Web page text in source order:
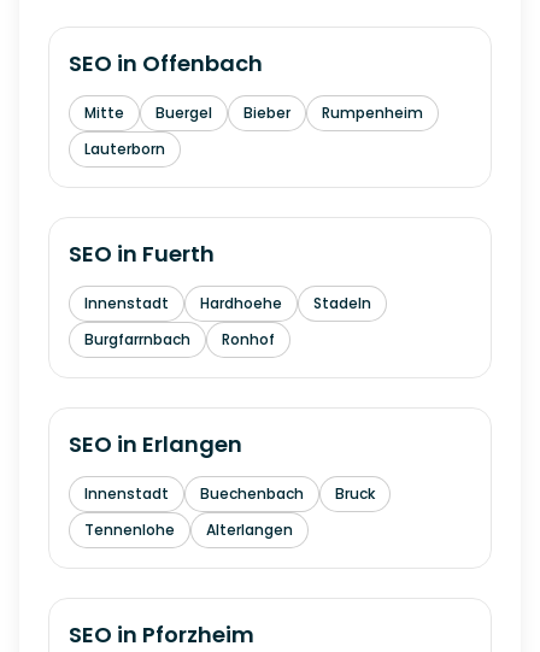
SEO in Offenbach
Mitte Buergel Bieber
Rumpenheim
Lauterborn
SEO in Fuerth
Innenstadt Hardhoehe
Stadeln
Burgfarrnbach
Ronhof
SEO in Erlangen
Innenstadt Buechenbach
Bruck
Tennenlohe
Alterlangen
SEO in Pforzheim